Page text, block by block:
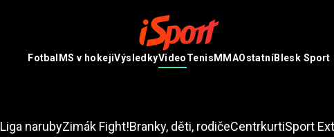
FotbalMS v hokejiVýsledkyVideoTenisMMAOstatníBlesk Sport
Liga narubyZimák Fight!Branky, děti, rodičeCentrkurtiSport